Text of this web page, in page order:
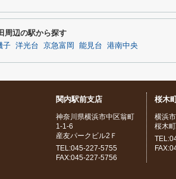
周辺の駅から探す
子 洋光台 京急富岡 能見台 港南中央
関内駅前支店
神奈川県横浜市中区翁町
1-1-6
産友パークビル2Ｆ
TEL:045-227-5755
FAX:045-227-5756
桜木
横浜
桜木